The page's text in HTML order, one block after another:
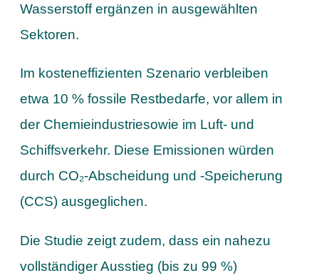
Wasserstoff ergänzen in ausgewählten
Sektoren.
Im kosteneffizienten Szenario verbleiben
etwa 10 % fossile Restbedarfe, vor allem in
der Chemieindustriesowie im Luft- und
Schiffsverkehr. Diese Emissionen würden
durch CO₂-Abscheidung und -Speicherung
(CCS) ausgeglichen.
Die Studie zeigt zudem, dass ein nahezu
vollständiger Ausstieg (bis zu 99 %)